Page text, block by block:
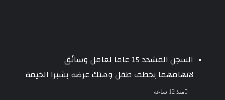
السجن المشدد 15 عاما لعامل وسائق
لاتهامهما بخطف طفل وهتك عرضه بشبرا الخيمة
منذ 12 ساعة